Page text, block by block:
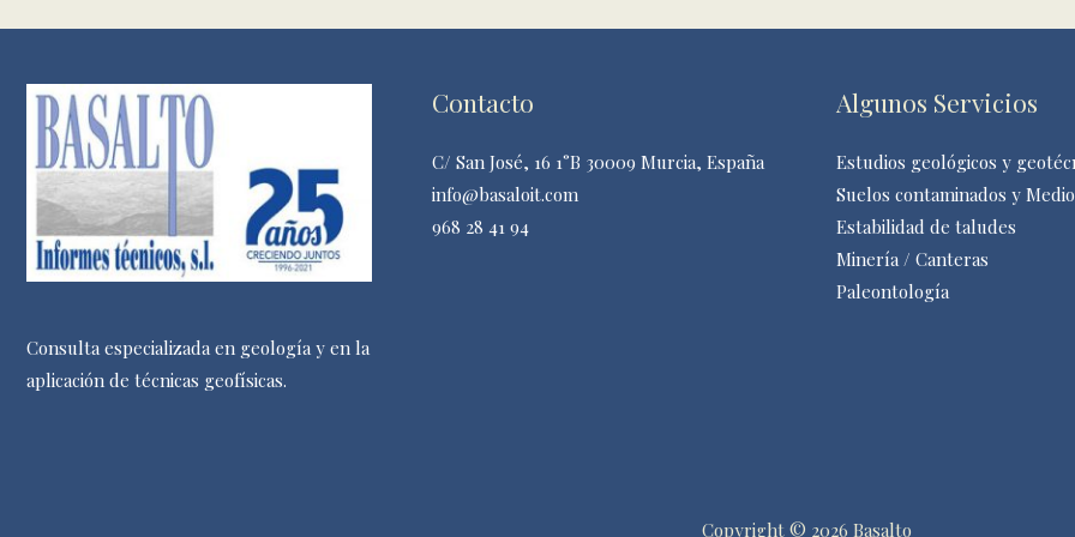
Consulta especializada en geología y en la
aplicación de técnicas geofísicas.
Contacto
C/ San José, 16 1°B 30009 Murcia, España
info@basaloit.com
968 28 41 94
Algunos Servicios
Estudios geológicos y
Suelos contaminados y
Estabilidad de taludes
Minería / Canteras
Paleontología
Copyright © 2026 Basalto